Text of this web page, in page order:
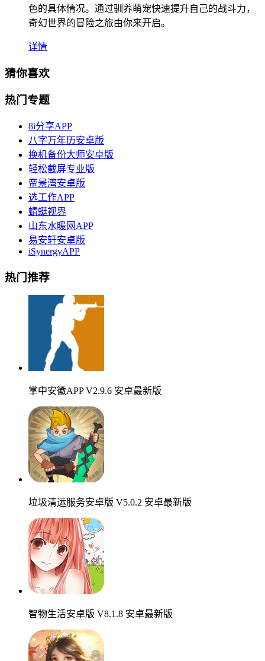
色的具体情况。通过驯养萌宠快速提升自己的战斗力，
奇幻世界的冒险之旅由你来开启。
详情
猜你喜欢
热门专题
8i分享APP
八字万年历安卓版
换机备份大师安卓版
轻松截屏专业版
帝景湾安卓版
选工作APP
蜻蜓视界
山东水暖网APP
易安轩安卓版
iSynergyAPP
热门推荐
掌中安徽APP V2.9.6 安卓最新版
垃圾清运服务安卓版 V5.0.2 安卓最新版
智物生活安卓版 V8.1.8 安卓最新版